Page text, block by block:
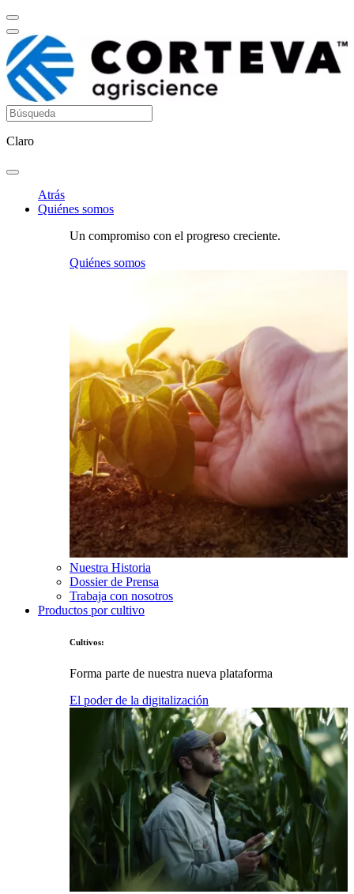
Claro
Atrás
Quiénes somos
Un compromiso con el progreso creciente.
Quiénes somos
Nuestra Historia
Dossier de Prensa
Trabaja con nosotros
Productos por cultivo
Cultivos:
Forma parte de nuestra nueva plataforma
El poder de la digitalización